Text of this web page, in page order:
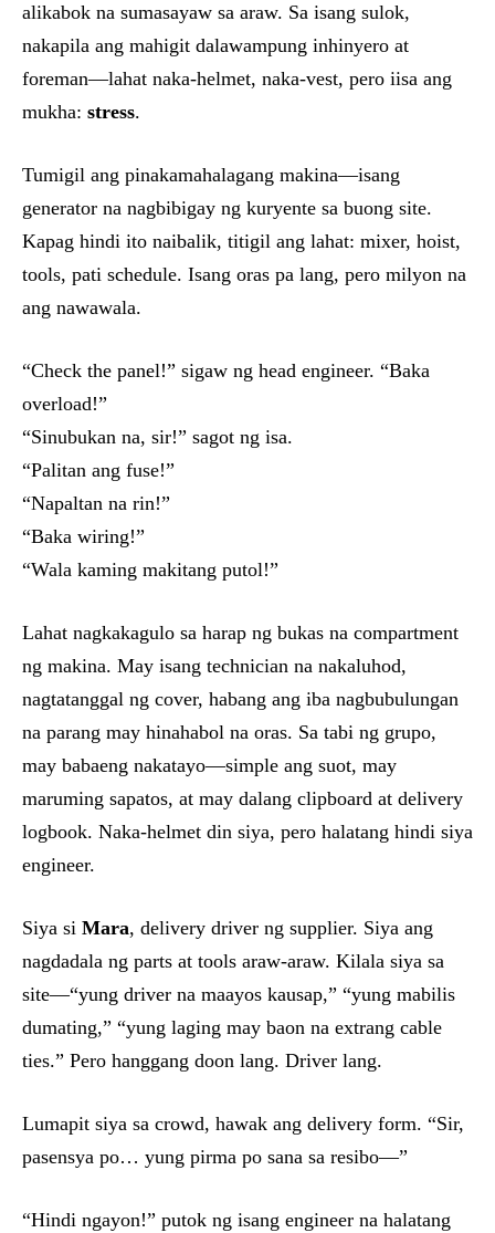
alikabok na sumasayaw sa araw. Sa isang sulok,
nakapila ang mahigit dalawampung inhinyero at
foreman—lahat naka-helmet, naka-vest, pero iisa ang
mukha: stress.
Tumigil ang pinakamahalagang makina—isang
generator na nagbibigay ng kuryente sa buong site.
Kapag hindi ito naibalik, titigil ang lahat: mixer, hoist,
tools, pati schedule. Isang oras pa lang, pero milyon na
ang nawawala.
“Check the panel!” sigaw ng head engineer. “Baka
overload!”
“Sinubukan na, sir!” sagot ng isa.
“Palitan ang fuse!”
“Napaltan na rin!”
“Baka wiring!”
“Wala kaming makitang putol!”
Lahat nagkakagulo sa harap ng bukas na compartment
ng makina. May isang technician na nakaluhod,
nagtatanggal ng cover, habang ang iba nagbubulungan
na parang may hinahabol na oras. Sa tabi ng grupo,
may babaeng nakatayo—simple ang suot, may
maruming sapatos, at may dalang clipboard at delivery
logbook. Naka-helmet din siya, pero halatang hindi siya
engineer.
Siya si Mara, delivery driver ng supplier. Siya ang
nagdadala ng parts at tools araw-araw. Kilala siya sa
site—“yung driver na maayos kausap,” “yung mabilis
dumating,” “yung laging may baon na extrang cable
ties.” Pero hanggang doon lang. Driver lang.
Lumapit siya sa crowd, hawak ang delivery form. “Sir,
pasensya po… yung pirma po sana sa resibo—”
“Hindi ngayon!” putok ng isang engineer na halatang